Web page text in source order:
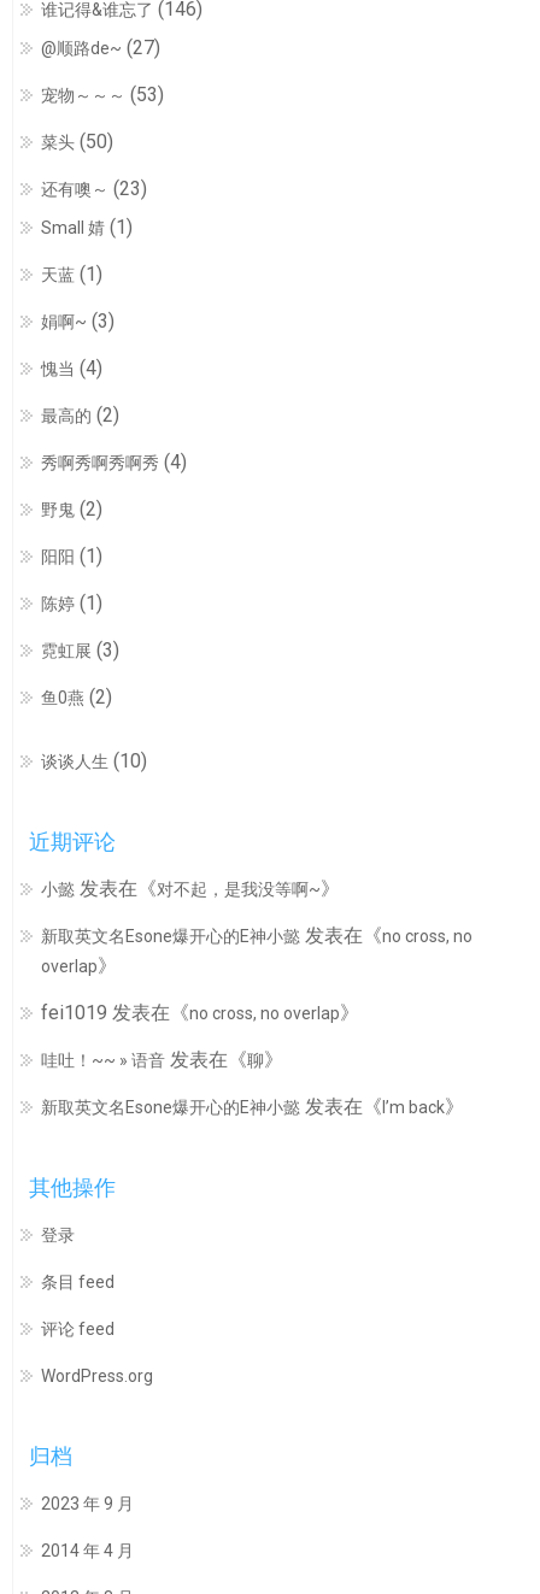
谁记得&谁忘了 (146)
@顺路de~ (27)
宠物～～～ (53)
菜头 (50)
还有噢～ (23)
Small 婧 (1)
天蓝 (1)
娟啊~ (3)
愧当 (4)
最高的 (2)
秀啊秀啊秀啊秀 (4)
野鬼 (2)
阳阳 (1)
陈婷 (1)
霓虹展 (3)
鱼0燕 (2)
谈谈人生 (10)
近期评论
小懿 发表在《对不起，是我没等啊~》
新取英文名Esone爆开心的E神小懿 发表在《no cross, no
overlap》
fei1019 发表在《no cross, no overlap》
哇吐！~~ » 语音 发表在《聊》
新取英文名Esone爆开心的E神小懿 发表在《 I’m back》
其他操作
登录
条目 feed
评论 feed
WordPress.org
归档
2023 年 9 月
2014 年 4 月